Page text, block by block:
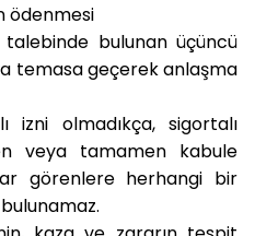
ödenmesi
bulunan üçüncü
temasa geçerek anlaşma
izni olmadıkça, sigortalı
veya tamamen kabule
görenlere herhangi bir